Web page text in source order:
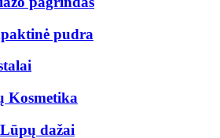
pudra
Kosmetika
Lūpų dažai